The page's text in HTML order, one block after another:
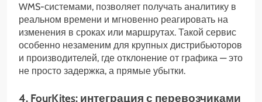
WMS-системами, позволяет получать аналитику в
реальном времени и мгновенно реагировать на
изменения в сроках или маршрутах. Такой сервис
особенно незаменим для крупных дистрибьюторов
и производителей, где отклонение от графика — это
не просто задержка, а прямые убытки.
4. FourKites: интеграция с перевозчиками